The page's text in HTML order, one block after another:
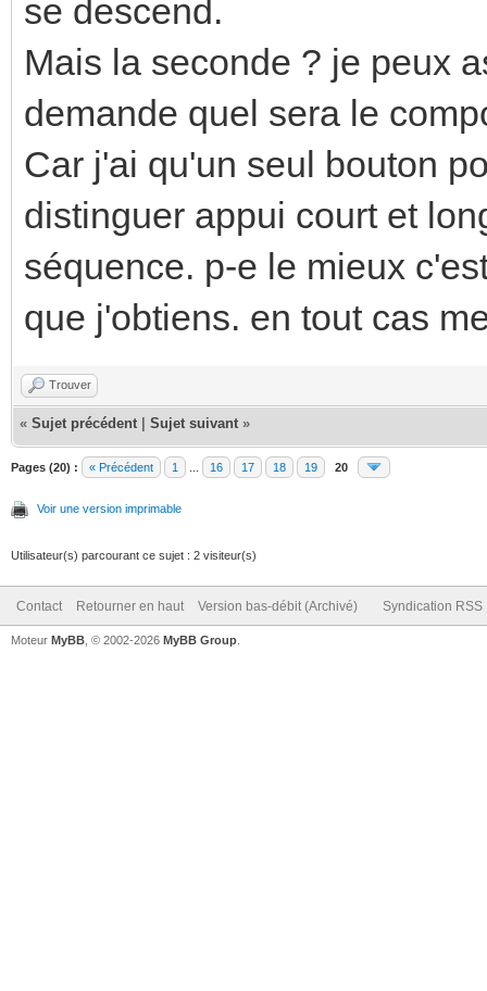
se descend.
Mais la seconde ? je peux
demande quel sera le
Car j'ai qu'un seul bouton
distinguer appui court et
séquence. p-e le mieux
que j'obtiens. en tout cas
Trouver
« Sujet précédent Sujet suivant »
Pages (20) : « Précédent 1 16 17 18 19 20
Voir une version imprimable
Utilisateur(s) parcourant ce sujet : 2 visiteur(s)
Contact Retourner en haut Version bas-débit (Archivé) Syndication RSS
Moteur MyBB , © 2002-2026 MyBB Group